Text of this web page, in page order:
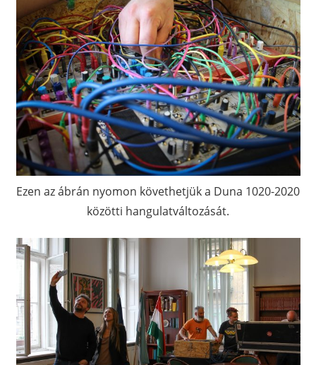
Ezen az ábrán nyomon követhetjük a Duna 1020-2020
közötti hangulatváltozását.